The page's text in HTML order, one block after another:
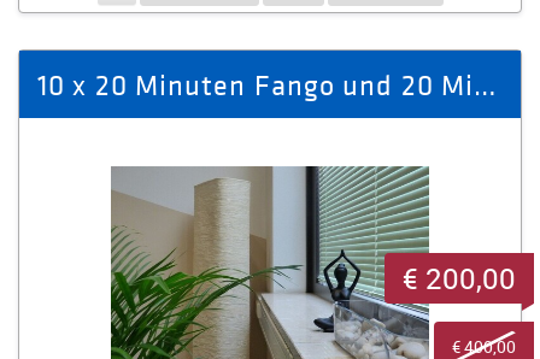
10 x 20 Minuten Fango und 20 Minuten Massage
€ 200,00
€ 400,00